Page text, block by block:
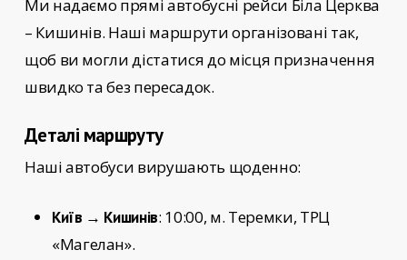
Ми надаємо прямі автобусні рейси Біла Церква
– Кишинів. Наші маршрути організовані так,
щоб ви могли дістатися до місця призначення
швидко та без пересадок.
Деталі маршруту
Наші автобуси вирушають щоденно:
Київ → Кишинів: 10:00, м. Теремки, ТРЦ
«Магелан».